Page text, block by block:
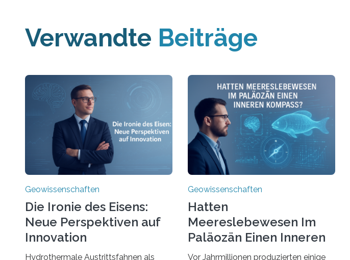
Verwandte Beiträge
Geowissenschaften
Die Ironie des Eisens:
Neue Perspektiven auf
Innovation
Hydrothermale Austrittsfahnen als
Geowissenschaften
Hatten
Meereslebewesen Im
Paläozän Einen Inneren
Kompass?
Vor Jahrmillionen produzierten einige